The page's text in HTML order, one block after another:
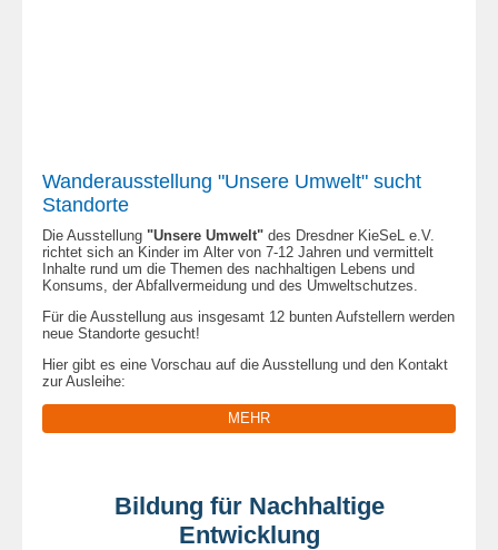
Wanderausstellung "Unsere Umwelt" sucht
Standorte
Die Ausstellung "Unsere Umwelt" des Dresdner KieSeL e.V.
richtet sich an Kinder im Alter von 7-12 Jahren und vermittelt
Inhalte rund um die Themen des nachhaltigen Lebens und
Konsums, der Abfallvermeidung und des Umweltschutzes.
Für die Ausstellung aus insgesamt 12 bunten Aufstellern werden
neue Standorte gesucht!
Hier gibt es eine Vorschau auf die Ausstellung und den Kontakt
zur Ausleihe:
MEHR
Bildung für Nachhaltige
Entwicklung